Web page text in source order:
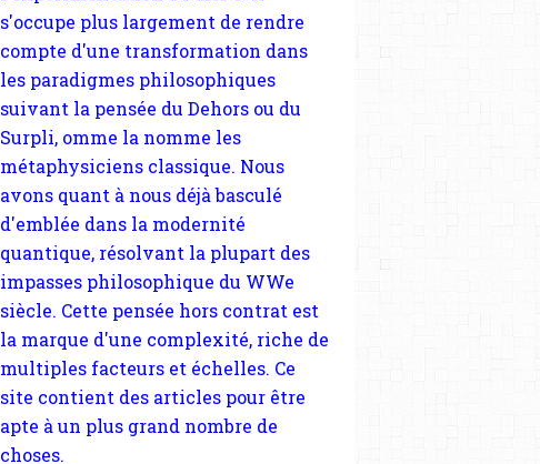
Surpli, omme la nomme les
métaphysiciens classique. Nous
avons quant à nous déjà basculé
d'emblée dans la modernité
quantique, résolvant la plupart des
impasses philosophique du WWe
siècle. Cette pensée hors contrat est
la marque d'une complexité, riche de
multiples facteurs et échelles. Ce
site contient des articles pour être
apte à un plus grand nombre de
choses.